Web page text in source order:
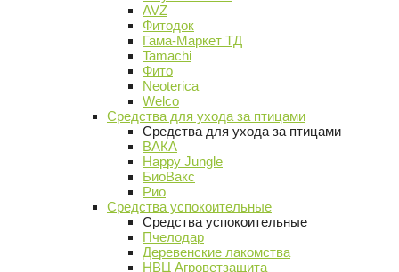
AVZ
Фитодок
Гама-Маркет ТД
Tamachi
Фито
Neoterica
Welco
Средства для ухода за птицами
Средства для ухода за птицами
ВАКА
Happy Jungle
БиоВакс
Рио
Средства успокоительные
Средства успокоительные
Пчелодар
Деревенские лакомства
НВЦ Агроветзащита